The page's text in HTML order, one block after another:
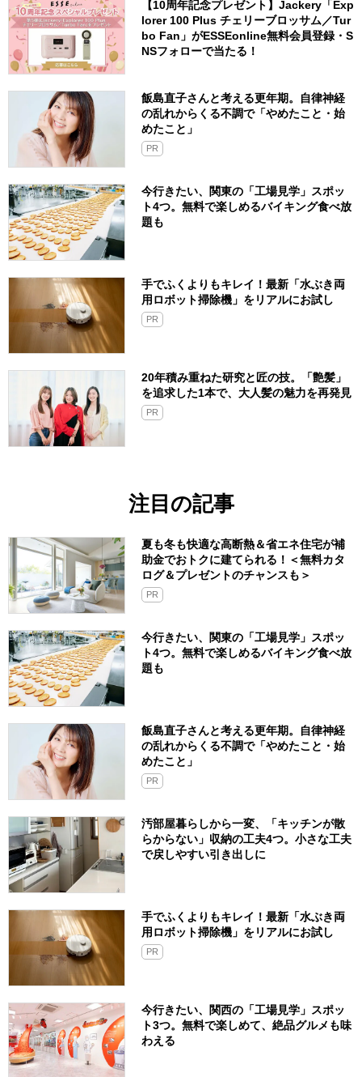
【10周年記念プレゼント】Jackery「Exp
lorer 100 Plus チェリーブロッサム／Tur
bo Fan」がESSEonline無料会員登録・S
NSフォローで当たる！
飯島直子さんと考える更年期。自律神経
の乱れからくる不調で「やめたこと・始
めたこと」
PR
今行きたい、関東の「工場見学」スポッ
ト4つ。無料で楽しめるバイキング食べ放
題も
手でふくよりもキレイ！最新「水ぶき両
用ロボット掃除機」をリアルにお試し
PR
20年積み重ねた研究と匠の技。「艶髪」
を追求した1本で、大人髪の魅力を再発見
PR
注目の記事
夏も冬も快適な高断熱＆省エネ住宅が補
助金でおトクに建てられる！＜無料カタ
ログ＆プレゼントのチャンスも＞
PR
今行きたい、関東の「工場見学」スポッ
ト4つ。無料で楽しめるバイキング食べ放
題も
飯島直子さんと考える更年期。自律神経
の乱れからくる不調で「やめたこと・始
めたこと」
PR
汚部屋暮らしから一変、「キッチンが散
らからない」収納の工夫4つ。小さな工夫
で戻しやすい引き出しに
手でふくよりもキレイ！最新「水ぶき両
用ロボット掃除機」をリアルにお試し
PR
今行きたい、関西の「工場見学」スポッ
ト3つ。無料で楽しめて、絶品グルメも味
わえる